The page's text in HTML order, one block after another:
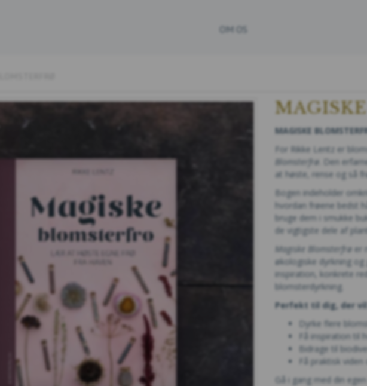
OM OS
MAGISKE
For Rikke Lentz er
Blomsterfrø. Den
at høste, rense og så
Bogen indeholder
hvordan frøene bedst
bruge dem i smukke
de vigtigste dele af
Magiske Blomsterfrøer
økologiske dyrkning
inspiration, konkrete
blomsterdyrkning.
Perfekt til dig, der vil:
Dyrke flere
Få inspiration til
Bidrage til
Få praktisk
Gå i gang med din